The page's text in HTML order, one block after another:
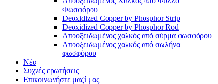
Φωσφόρου
Deoxidized Copper by Phosphor Strip
Deoxidized Copper by Phosphor Rod
Αποοξειδωμένος χαλκός από σύρμα φωσφόρου
Αποοξειδωμένος χαλκός από σωλήνα
φωσφόρου
Νέα
Συχνές ερωτήσεις
Επικοινωνήστε μαζί μας